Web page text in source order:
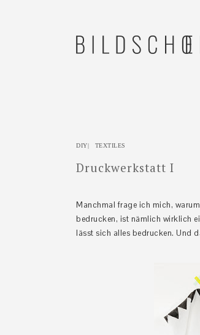
DIY| TEXTILES
Druckwerkstatt I
Manchmal frage ich mich,
bedrucken, ist nämlich wirklich
lässt sich alles bedrucken. Und